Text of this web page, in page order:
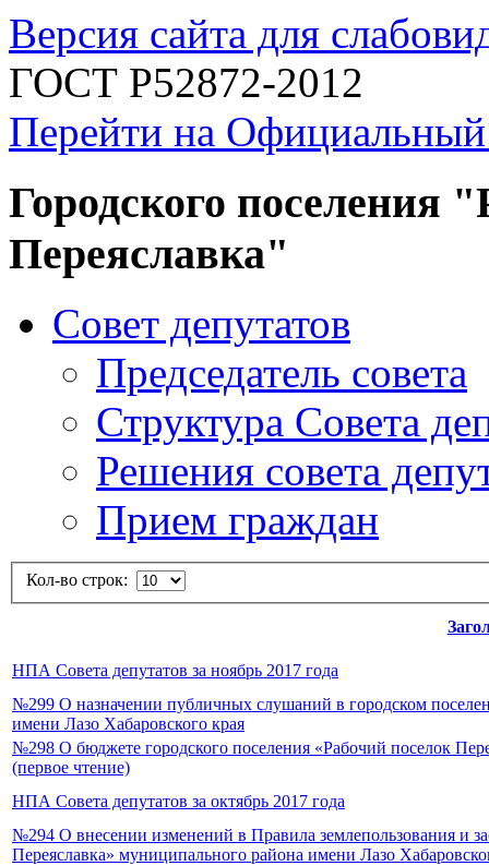
Версия сайта для
ГОСТ Р52872-2012
Перейти на
Городского поселения
Переяславка"
Совет депутатов
Председатель совета
Структура Совета
Решения совета
Прием граждан
Кол-во строк:
НПА Совета депутатов за ноябрь 2017 года
№299 О назначении публичных слушаний в городском
имени Лазо Хабаровского края
№298 О бюджете городского поселения «Рабочий поселок
(первое чтение)
НПА Совета депутатов за октябрь 2017 года
№294 О внесении изменений в Правила землепользования и
Переяславка» муниципального района имени Лазо